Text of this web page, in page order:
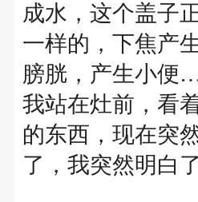
成水，这个盖子
一样的，下焦产
膀胱，产生小
我站在灶前，看
的东西，现在突
了，我突然明白